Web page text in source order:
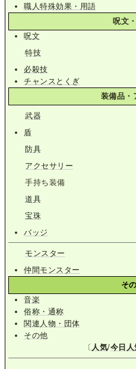
職人特殊効果・用語
呪文
呪文
特技
必殺技
チャンスとくぎ
装備品・
武器
盾
防具
アクセサリー
手持ち装備
道具
宝珠
バッジ
モンスター
仲間モンスター
そ
音楽
俗称・通称
関連人物・団体
その他
〔 人気/今日人